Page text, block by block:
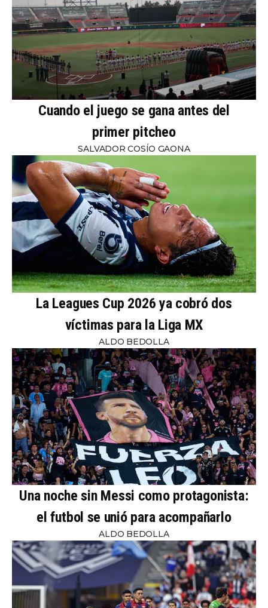
Cuando el juego se gana antes del
primer pitcheo
SALVADOR COSÍO GAONA
La Leagues Cup 2026 ya cobró dos
víctimas para la Liga MX
ALDO BEDOLLA
Una noche sin Messi como protagonista:
el futbol se unió para acompañarlo
ALDO BEDOLLA